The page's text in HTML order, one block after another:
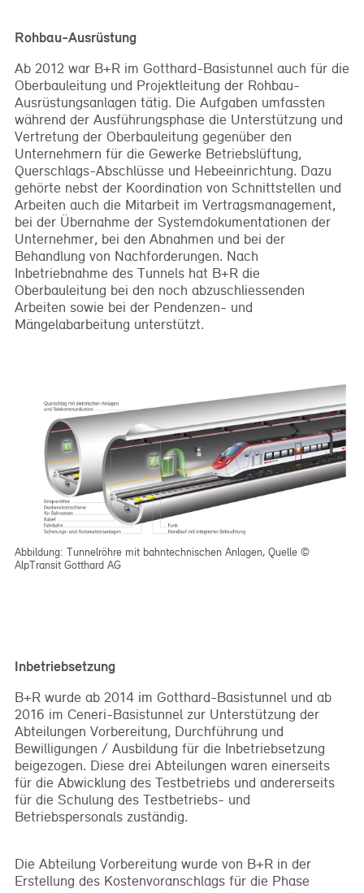
Rohbau-Ausrüstung
Ab 2012 war B+R im Gotthard-Basistunnel auch für die
Oberbauleitung und Projektleitung der Rohbau-
Ausrüstungsanlagen tätig. Die Aufgaben umfassten
während der Ausführungsphase die Unterstützung und
Vertretung der Oberbauleitung gegenüber den
Unternehmern für die Gewerke Betriebslüftung,
Querschlags-Abschlüsse und Hebeeinrichtung. Dazu
gehörte nebst der Koordination von Schnittstellen und
Arbeiten auch die Mitarbeit im Vertragsmanagement,
bei der Übernahme der Systemdokumentationen der
Unternehmer, bei den Abnahmen und bei der
Behandlung von Nachforderungen. Nach
Inbetriebnahme des Tunnels hat B+R die
Oberbauleitung bei den noch abzuschliessenden
Arbeiten sowie bei der Pendenzen- und
Mängelabarbeitung unterstützt.
Abbildung: Tunnelröhre mit bahntechnischen Anlagen, Quelle ©
AlpTransit Gotthard AG
Inbetriebsetzung
B+R wurde ab 2014 im Gotthard-Basistunnel und ab
2016 im Ceneri-Basistunnel zur Unterstützung der
Abteilungen Vorbereitung, Durchführung und
Bewilligungen / Ausbildung für die Inbetriebsetzung
beigezogen. Diese drei Abteilungen waren einerseits
für die Abwicklung des Testbetriebs und andererseits
für die Schulung des Testbetriebs- und
Betriebspersonals zuständig.
Die Abteilung Vorbereitung wurde von B+R in der
Erstellung des Kostenvoranschlags für die Phase